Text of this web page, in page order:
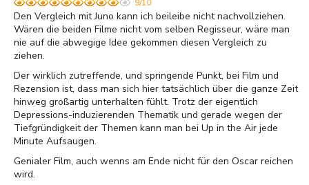
9/10
Den Vergleich mit Juno kann ich beileibe nicht nachvollziehen.
Wären die beiden Filme nicht vom selben Regisseur, wäre man
nie auf die abwegige Idee gekommen diesen Vergleich zu
ziehen.
Der wirklich zutreffende, und springende Punkt, bei Film und
Rezension ist, dass man sich hier tatsächlich über die ganze Zeit
hinweg großartig unterhalten fühlt. Trotz der eigentlich
Depressions-induzierenden Thematik und gerade wegen der
Tiefgründigkeit der Themen kann man bei Up in the Air jede
Minute Aufsaugen.
Genialer Film, auch wenns am Ende nicht für den Oscar reichen
wird.